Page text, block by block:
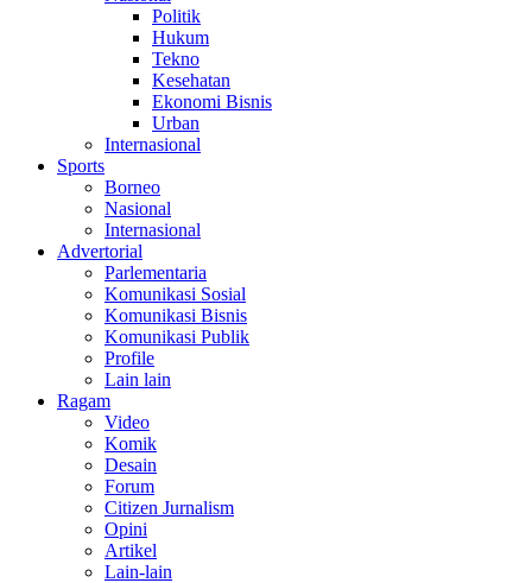
Politik
Hukum
Tekno
Kesehatan
Ekonomi Bisnis
Urban
Internasional
Sports
Borneo
Nasional
Internasional
Advertorial
Parlementaria
Komunikasi Sosial
Komunikasi Bisnis
Komunikasi Publik
Profile
Lain lain
Ragam
Video
Komik
Desain
Forum
Citizen Jurnalism
Opini
Artikel
Lain-lain